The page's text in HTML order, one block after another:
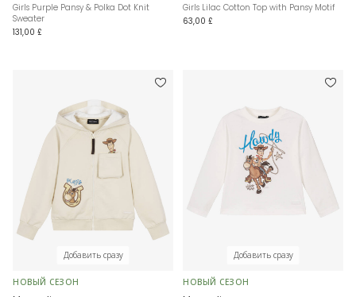
Girls Purple Pansy & Polka Dot Knit
Sweater
131,00 £
Girls Lilac Cotton Top with Pansy Motif
63,00 £
Добавить сразу
НОВЫЙ СЕЗОН
Добавить сразу
НОВЫЙ СЕЗОН